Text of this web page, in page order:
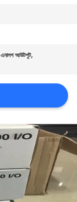
এনালগ আউটপুট,